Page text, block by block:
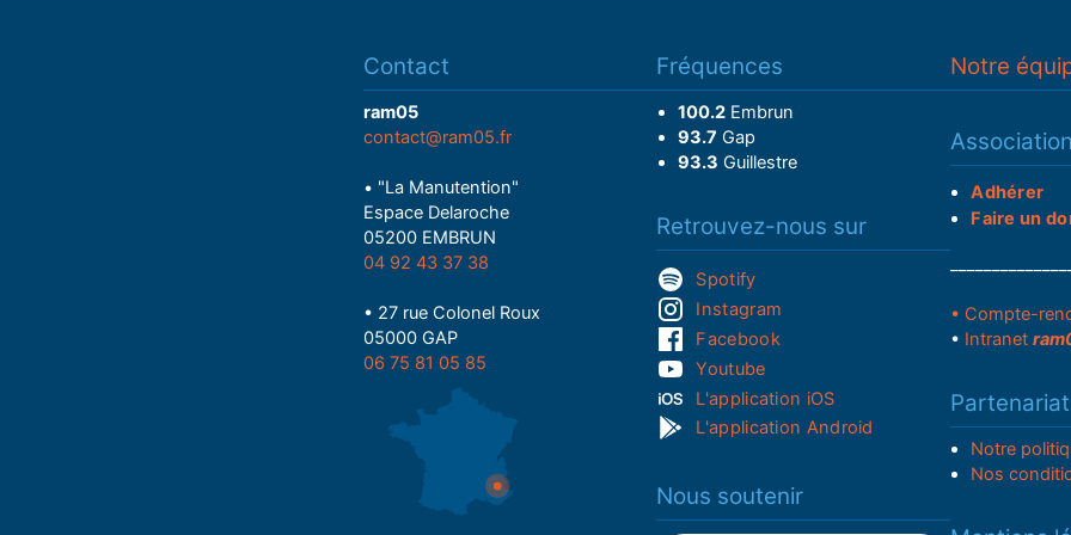
Contact
ram05
contact@ram05.fr
• "La Manutention"
Espace Delaroche
05200 EMBRUN
04 92 43 37 38
• 27 rue Colonel Roux
05000 GAP
06 75 81 05 85
Fréquences
100.2Embrun
93.7 Gap
93.3 Guillestre
Retrouvez-nous sur
Spotify
Instagram
Facebook
Youtube
L'application iOS
L'application Android
Nous soutenir
Notre
Association
Adhérer
Faire un
• Compte-
• Intranet
Notre
Nos